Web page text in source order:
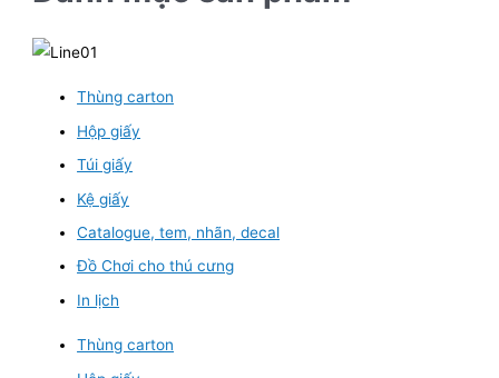
Thùng carton
Hộp giấy
Túi giấy
Kệ giấy
Catalogue, tem, nhãn, decal
Đồ Chơi cho thú cưng
In lịch
Thùng carton